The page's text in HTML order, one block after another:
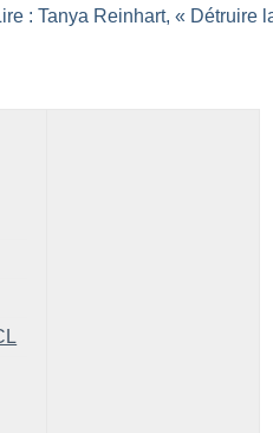
: Tanya Reinhart, « Détruire